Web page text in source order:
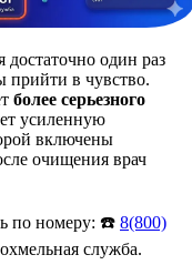
один раз
прийти в чувство.
более серьезного
усиленную
включены
очищения врач
по номеру: ☎️ 8(800)
служба.